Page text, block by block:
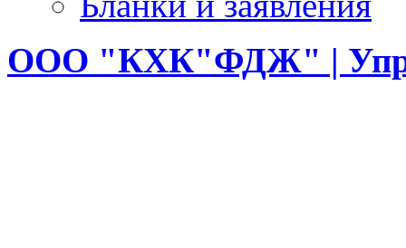
ООО "КХК"ФДЖ" |